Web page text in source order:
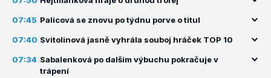
07:45 Palicová se znovu po týdnu porve o titul
07:40 Svitolinová jasně vyhrála souboj hráček TOP 10
07:34 Sabalenková po dalším výbuchu pokračuje v
trápení